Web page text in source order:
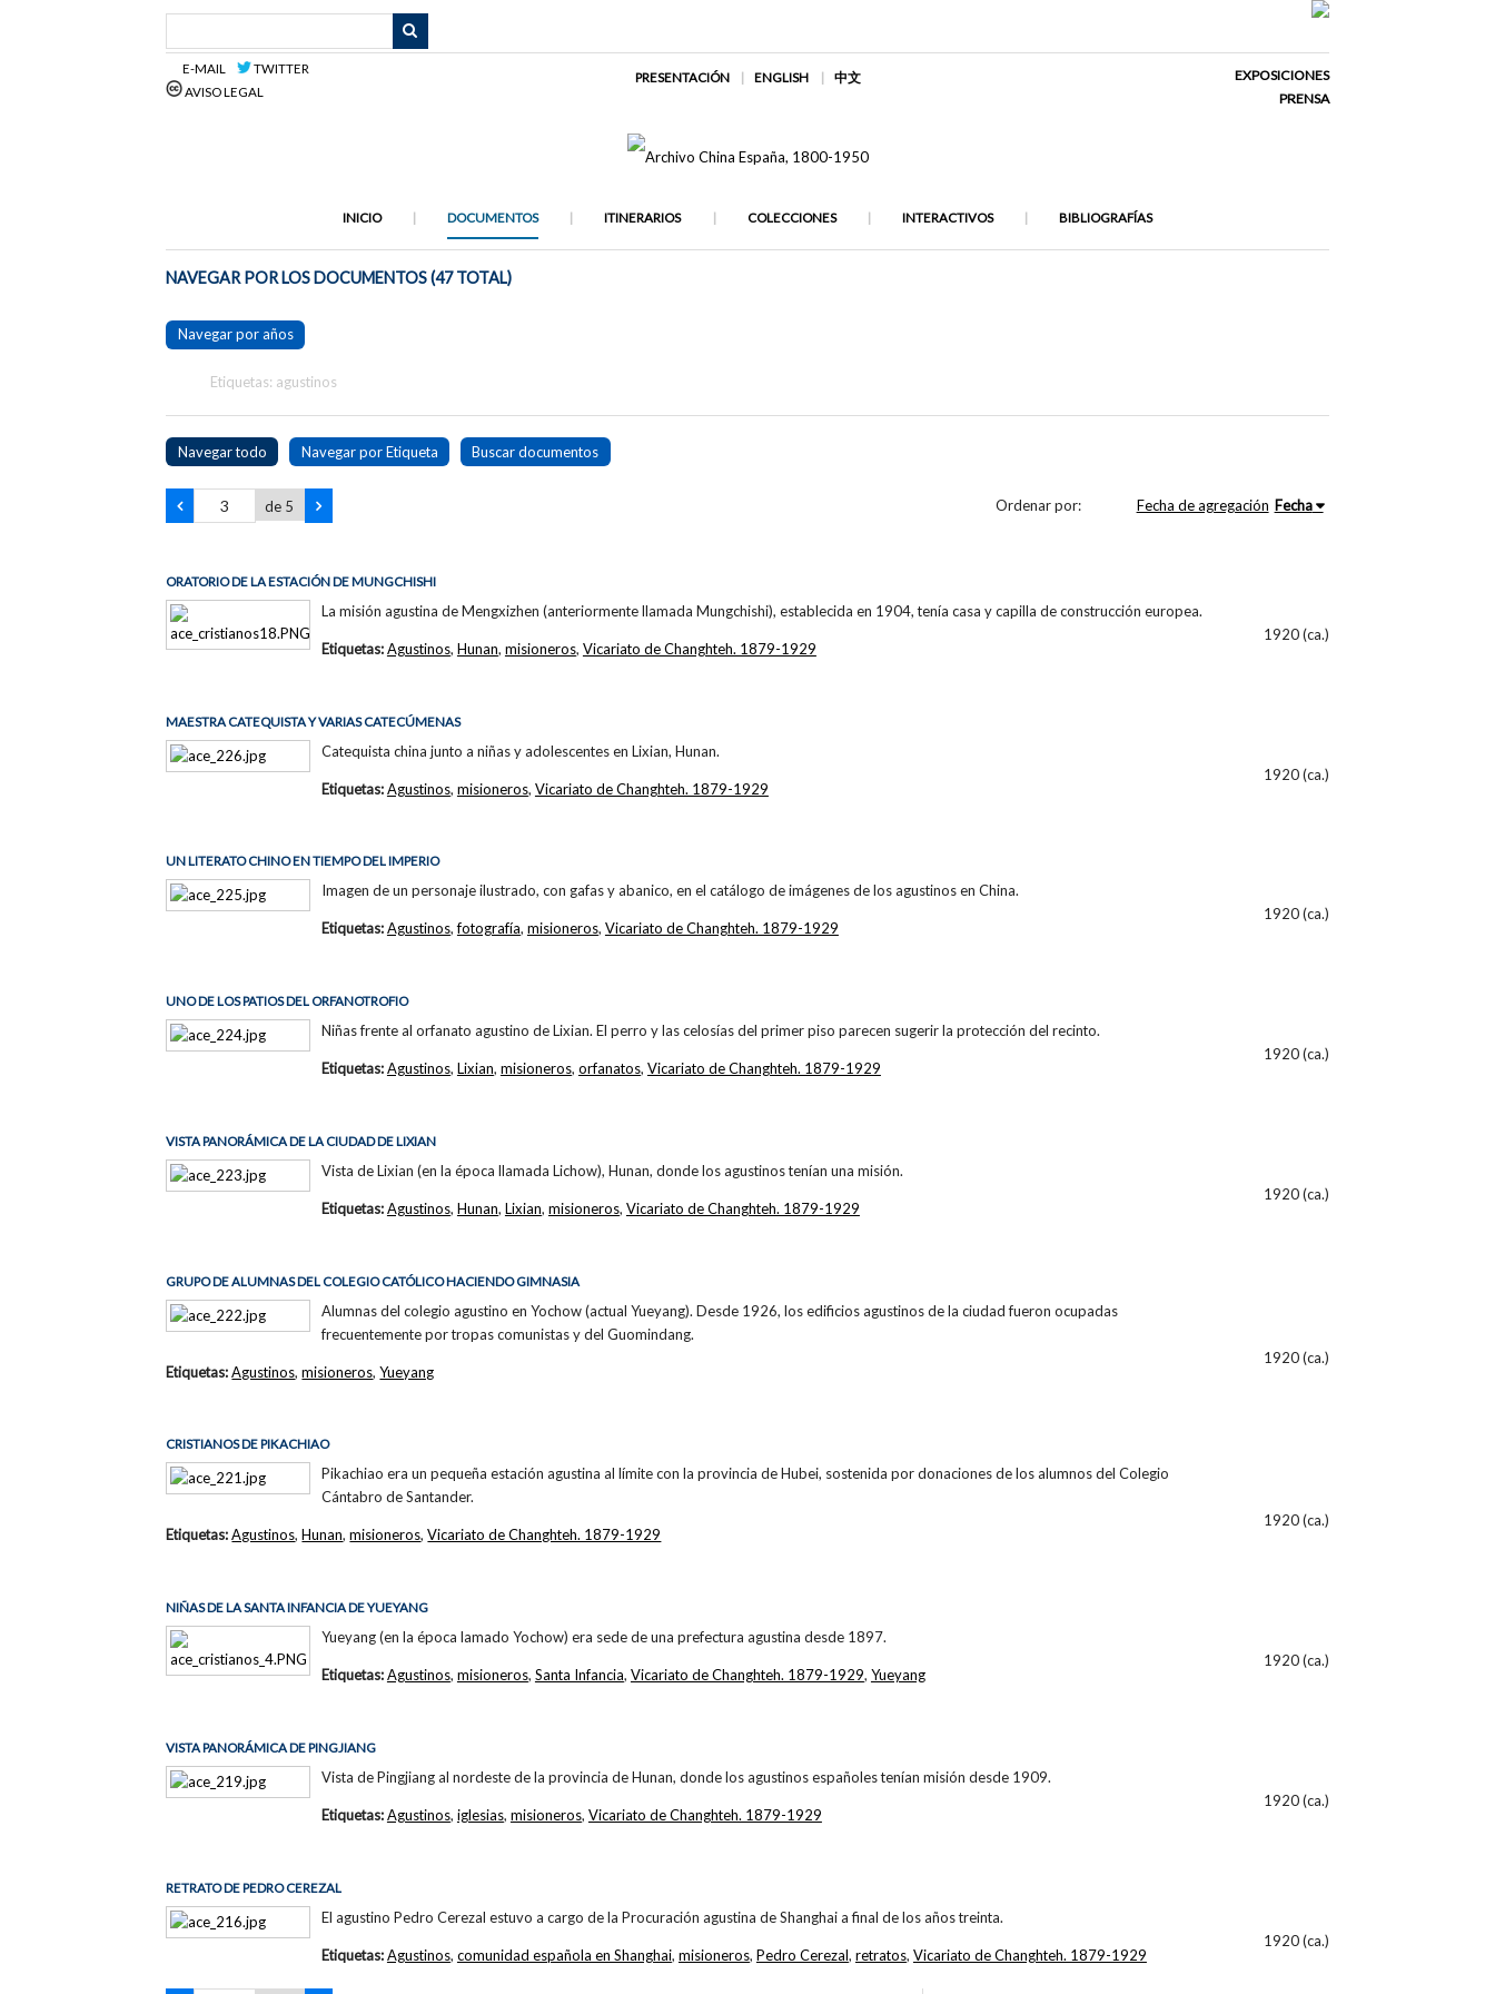
E-MAIL
TWITTER
AVISO LEGAL
PRESENTACIÓN ENGLISH 中文
EXPOSICIONES
PRENSA
INICIO DOCUMENTOS ITINERARIOS COLECCIONES INTERACTIVOS BIBLIOGRAFÍAS
NAVEGAR POR LOS DOCUMENTOS (47 TOTAL)
Navegar por años
Etiquetas: agustinos
Navegar todo Navegar por Etiqueta Buscar documentos
de 5 Ordenar por: Fecha de agregación Fecha
ORATORIO DE LA ESTACIÓN DE MUNGCHISHI
La misión agustina de Mengxizhen (anteriormente llamada Mungchishi), establecida en 1904, tenía casa y capilla de construcción europea.
1920 (ca.)
Etiquetas:Agustinos, Hunan, misioneros, Vicariato de Changhteh. 1879-1929
MAESTRA CATEQUISTA Y VARIAS CATECÚMENAS
Catequista china junto a niñas y adolescentes en Lixian, Hunan.
1920 (ca.)
Etiquetas:Agustinos, misioneros, Vicariato de Changhteh. 1879-1929
UN LITERATO CHINO EN TIEMPO DEL IMPERIO
Imagen de un personaje ilustrado, con gafas y abanico, en el catálogo de imágenes de los agustinos en China.
1920 (ca.)
Etiquetas:Agustinos,fotografía, misioneros, Vicariato de Changhteh. 1879-1929
UNO DE LOS PATIOS DEL ORFANOTROFIO
Niñas frente al orfanato agustino de Lixian. El perro y las celosías del primer piso parecen sugerir la protección del recinto.
1920 (ca.)
Etiquetas:Agustinos, Lixian, misioneros, orfanatos, Vicariato de Changhteh. 1879-1929
VISTA PANORÁMICA DE LA CIUDAD DE LIXIAN
Vista de Lixian (en la época llamada Lichow), Hunan, donde los agustinos tenían una misión.
1920 (ca.)
Etiquetas:Agustinos, Hunan, Lixian, misioneros, Vicariato de Changhteh. 1879-1929
GRUPO DE ALUMNAS DEL COLEGIO CATÓLICO HACIENDO GIMNASIA
Alumnas del colegio agustino en Yochow (actual Yueyang). Desde 1926, los edificios agustinos de la ciudad fueron ocupadas
frecuentemente por tropas comunistas y del Guomindang.
1920 (ca.)
Etiquetas:Agustinos,misioneros,Yueyang
CRISTIANOS DE PIKACHIAO
Pikachiao era un pequeña estación agustina al límite con la provincia de Hubei, sostenida por donaciones de los alumnos del Colegio
Cántabro de Santander.
1920 (ca.)
Etiquetas:Agustinos,Hunan,misioneros,Vicariato de Changhteh. 1879-1929
NIÑAS DE LA SANTA INFANCIA DE YUEYANG
Yueyang (en la época lamado Yochow) era sede de una prefectura agustina desde 1897.
1920 (ca.)
Etiquetas:Agustinos, misioneros, Santa Infancia, Vicariato de Changhteh. 1879-1929, Yueyang
VISTA PANORÁMICA DE PINGJIANG
Vista de Pingjiang al nordeste de la provincia de Hunan, donde los agustinos españoles tenían misión desde 1909.
1920 (ca.)
Etiquetas:Agustinos, iglesias, misioneros, Vicariato de Changhteh. 1879-1929
RETRATO DE PEDRO CEREZAL
El agustino Pedro Cerezal estuvo a cargo de la Procuración agustina de Shanghai a final de los años treinta.
1920 (ca.)
Etiquetas:Agustinos, comunidad española en Shanghai, misioneros, Pedro Cerezal, retratos, Vicariato de Changhteh. 1879-1929